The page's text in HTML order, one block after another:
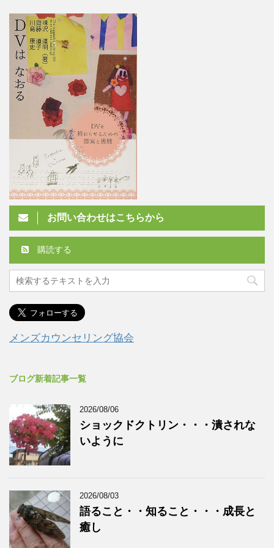
お問い合わせはこちらから
購読する
メンズカウンセリング協会
ブログ新着記事一覧
2026/08/06
ショックドクトリン・・・潰されな
いように
2026/08/03
語ること・・知ること・・・成長と
癒し